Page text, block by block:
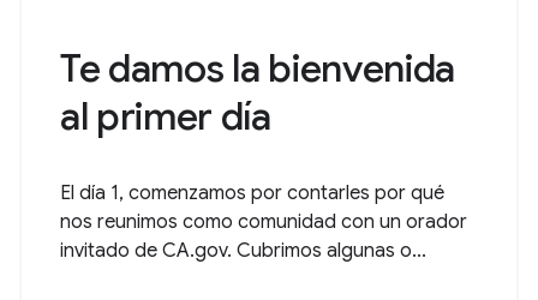
Te damos la bienvenida
al primer día
El día 1, comenzamos por contarles por qué
nos reunimos como comunidad con un orador
invitado de CA.gov. Cubrimos algunas o...